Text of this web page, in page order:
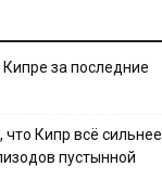
за последние
что Кипр всё сильнее
пустынной